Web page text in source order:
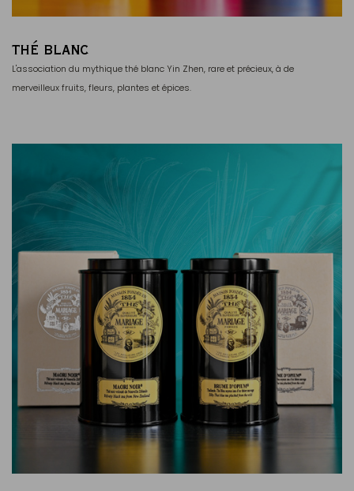
THÉ BLANC
L'association du mythique thé blanc Yin Zhen, rare et précieux, à de
merveilleux fruits, fleurs, plantes et épices.